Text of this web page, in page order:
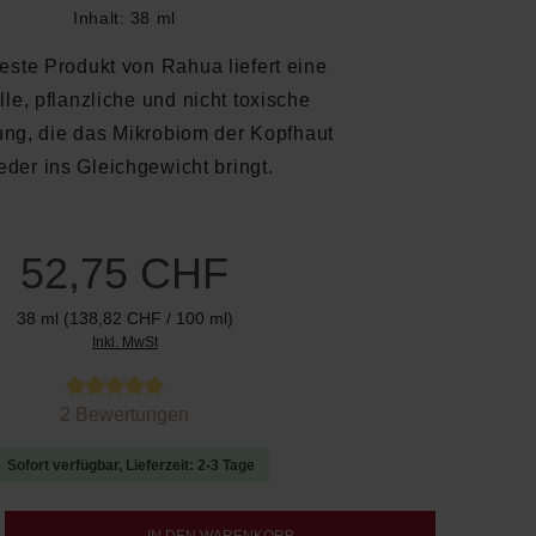
Inhalt: 38 ml
Produkt von Rahua liefert eine
pflanzliche und nicht toxische
die das Mikrobiom der Kopfhaut
ins Gleichgewicht bringt.
52,75 CHF
38 ml (138,82 CHF / 100 ml)
Inkl. MwSt
5 von 5 Sternen
2 Bewertungen
Sofort verfügbar, Lieferzeit: 2-3 Tage